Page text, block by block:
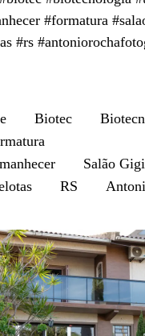
#formatura
#rs
Biotec
Salão Gigi
RS